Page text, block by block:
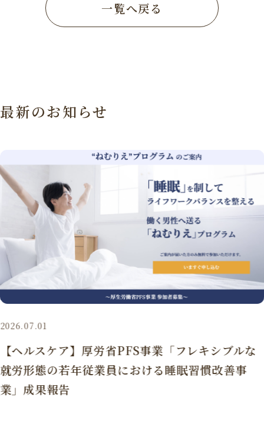
一覧へ戻る
最新のお知らせ
2026.07.01
【ヘルスケア】厚労省PFS事業「フレキシブルな
就労形態の若年従業員における睡眠習慣改善事
業」成果報告